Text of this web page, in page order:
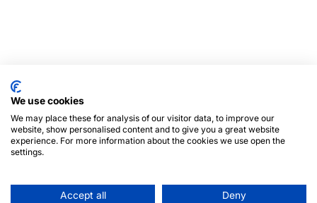
We use cookies
We may place these for analysis of our visitor data, to improve our
website, show personalised content and to give you a great website
experience. For more information about the cookies we use open the
settings.
Accept all Deny